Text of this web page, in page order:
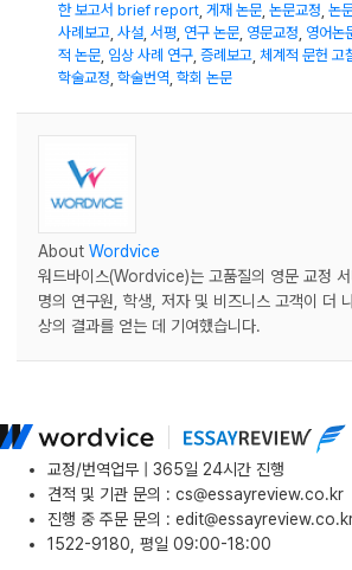
한 보고서 brief report 게재 논문 논문교정 논
사례보고 사설 서평 연구 논문 영문교정 영어논
적 논문 임상 사례 연구 증례보고 체계적 문헌 고
학술교정 학술번역 학회 논문
About Wordvice
워드바이스(Wordvice)는 고품질의 영문 교정
명의 연구원, 학생, 저자 및 비즈니스 고객이 더
상의 결과를 얻는 데 기여했습니다.
교정/번역업무 | 365일 24시간 진행
견적 및 기관 문의 : cs@essayreview.co.kr
진행 중 주문 문의 :
1522-9180, 평일 09:00-18:00